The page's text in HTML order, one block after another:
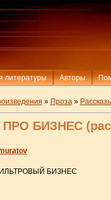
литературы Авторы
» Проза »
БИЗНЕС
БИЗНЕС